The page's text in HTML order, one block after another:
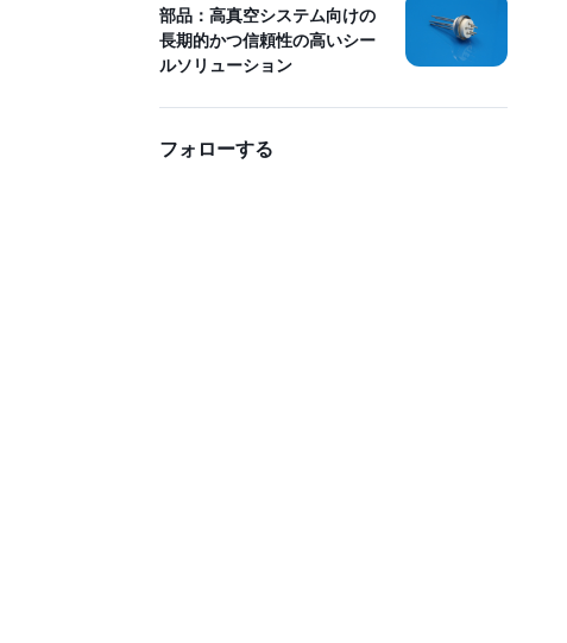
部品：高真空システム向けの
長期的かつ信頼性の高いシー
ルソリューション
フォローする